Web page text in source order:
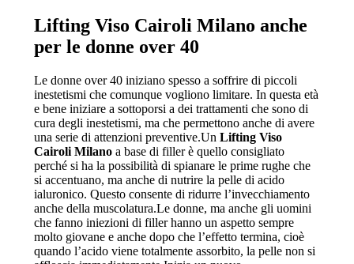
Lifting Viso Cairoli Milano anche
per le donne over 40
Le donne over 40 iniziano spesso a soffrire di piccoli
inestetismi che comunque vogliono limitare. In questa età
e bene iniziare a sottoporsi a dei trattamenti che sono di
cura degli inestetismi, ma che permettono anche di avere
una serie di attenzioni preventive.Un Lifting Viso
Cairoli Milanoa base di filler è quello consigliato
perché si ha la possibilità di spianare le prime rughe che
si accentuano, ma anche di nutrire la pelle di acido
ialuronico. Questo consente di ridurre l’invecchiamento
anche della muscolatura.Le donne, ma anche gli uomini
che fanno iniezioni di filler hanno un aspetto sempre
molto giovane e anche dopo che l’effetto termina, cioè
quando l’acido viene totalmente assorbito, la pelle non si